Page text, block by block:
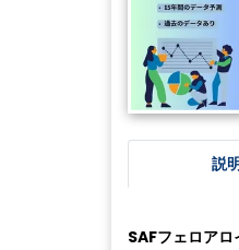
説
SAFフェロア